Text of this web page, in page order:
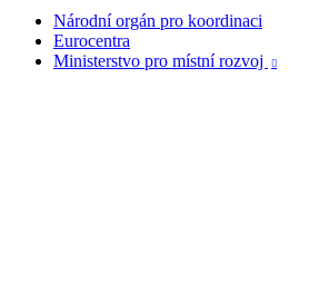
Národní orgán pro koordinaci
Eurocentra
Ministerstvo pro místní rozvoj
